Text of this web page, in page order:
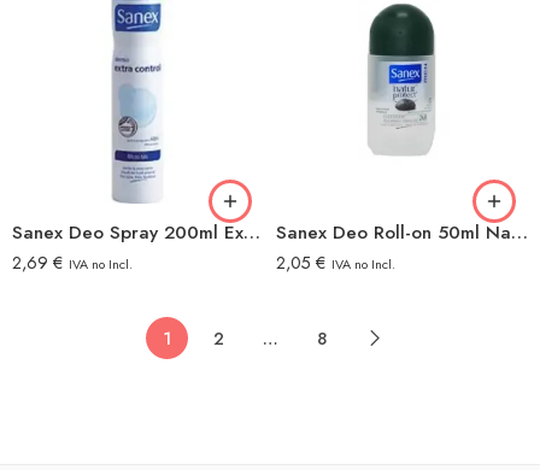
Sanex Deo Spray 200ml Extracontrol
2,69 € IVA no Incl.
Sanex Deo Roll-on 50ml Natur Protec Men
2,05 € IVA no Incl.
1 2 … 8